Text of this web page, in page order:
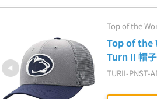
Top of the
Top of the
Turn II 帽子
TURII-PNST-